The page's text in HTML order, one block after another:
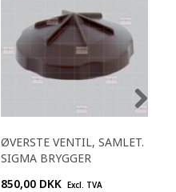
ØVERSTE VENTIL, SAMLET.
SIGMA BRYGGER
850,00 DKK Excl. TVA